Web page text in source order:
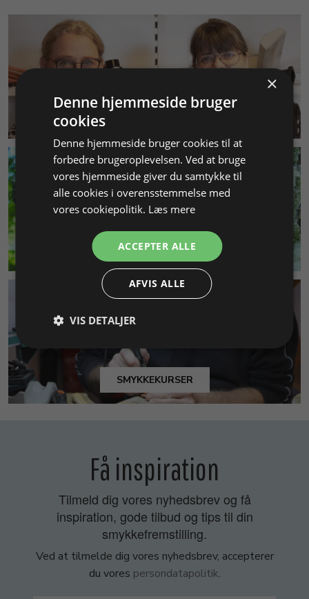
MILJØ & BÆREDYGTIGHED
SMYKKEKURSER
Få inspiration
Tilmeld dig vores nyhedsbrev og få
inspiration, gode tilbud og tips til din
smykkefremstilling.
Ved at tilmelde dig vores nyhedsbrev, accepterer
du vores persondatapolitik.
×
Denne hjemmeside bruger
cookies
Denne hjemmeside bruger cookies til at
forbedre brugeroplevelsen. Ved at bruge
vores hjemmeside giver du samtykke til
alle cookies i overensstemmelse med
vores cookiepolitik. Læs mere
ACCEPTER ALLE
AFVIS ALLE
VIS DETALJER